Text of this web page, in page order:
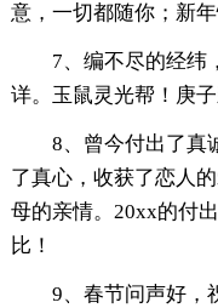
意，一切都随你；新年
7、编不尽的经纬
详。玉鼠灵光帮！庚
8、曾今付出了真
了真心，收获了恋人
母的亲情。20xx的付
比！
9、春节问声好，